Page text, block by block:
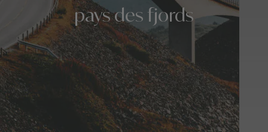
pays des fjords